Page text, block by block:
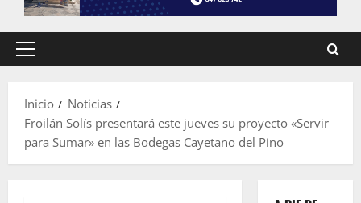
Menú
Inicio
Noticias
Froilán Solís presentará este jueves su proyecto «Servir
para Sumar» en las Bodegas Cayetano del Pino